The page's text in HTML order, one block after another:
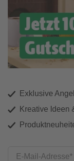
Exklusive
Kreative Ideen
E-Mail-Adresse